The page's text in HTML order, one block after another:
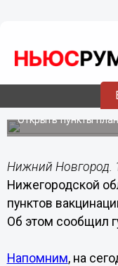
Опубликован
вакцинации
Открыть пункты
Нижний Новгород.
Нижегородской
пунктов
Об этом сообщил
Напомним, на